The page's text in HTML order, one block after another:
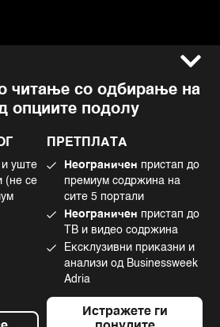
читање со одбирање на
опциите подолу
и уште
(не се
ПРЕТПЛАТА
Неограничен пристап до
премиум содржина на
сите 5 портали
Неограничен пристап до
ТВ и видео содржина
Ексклузивни приказни и
анализи од Businessweek
Adria
Истражете ги
Facebook
Instagram
Tiktok
All Rights Reserved. BLOOMBERG and the
trademarks and service marks of
its subsidiaries, displayed with permission
is a Mtel Swiss SA Property
News CMS by Cubes